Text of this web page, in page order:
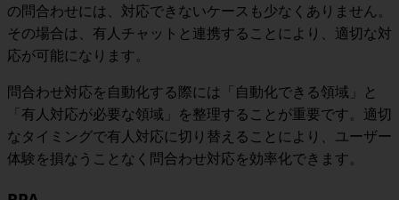
の問合わせには、対応できないケースも少なくありません。
その場合は、有人チャットと連携することにより、適切な対
応が可能になります。
問合わせ対応を自動化する際には「自動化できる領域」と
「有人対応が必要な領域」を整理することが重要です。適切
なタイミングで有人対応に切り替えることにより、ユーザー
体験を損なうことなく問合わせ対応を効率化できます。